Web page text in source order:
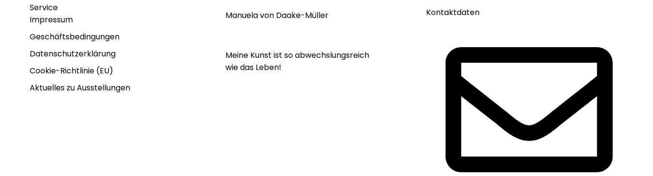
Service
Impressum
Geschäftsbedingungen
Datenschutzerklärung
Cookie-Richtlinie (EU)
Aktuelles zu Ausstellungen
Manuela von Daake-Müller
Meine Kunst ist so abwechslungsreich
wie das Leben!
Kontaktdaten